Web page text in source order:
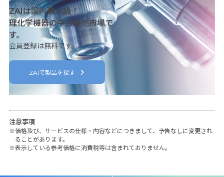
ZAIは国内最大級！
理化学機器の中古販売市場で
す。
会員登録は無料です。
ZAIで製品を探す
注意事項
価格及び、サービスの仕様・内容などにつきまして、予告なしに変更され
ることがあります。
表示している参考価格に消費税等は含まれておりません。